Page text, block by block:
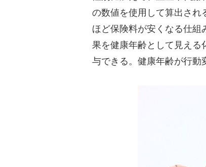
の数値を使用して算出され
ほど保険料が安くなる仕
果を健康年齢として見える
与できる。健康年齢が行動